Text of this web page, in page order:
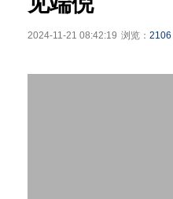
2024-11-21 08:42:19 浏览： 2106